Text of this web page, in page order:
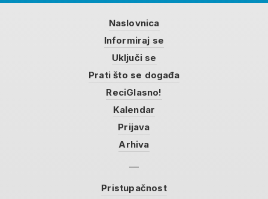
Naslovnica
Informiraj se
Uključi se
Prati što se događa
ReciGlasno!
Kalendar
Prijava
Arhiva
Pristupačnost